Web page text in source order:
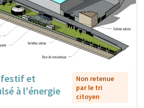
festif et
à l'énergie
Non retenue
par le tri
citoyen